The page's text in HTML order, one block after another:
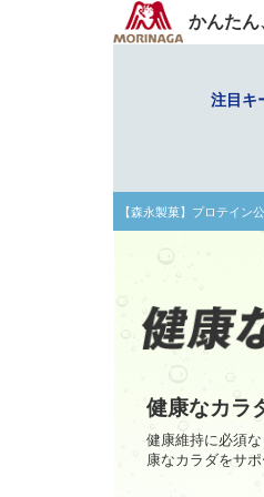
かんたん
注目キ
【森永製菓】プロテイン
健康なカラ
健康維持に必須
康なカラダをサポ